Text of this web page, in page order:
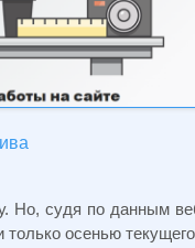
Но, судя по данным
осенью текущего